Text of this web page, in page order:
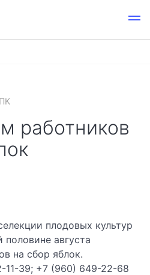
работников
плодовых культур
августа
на сбор яблок.
11-39; +7 (960) 649-22-68